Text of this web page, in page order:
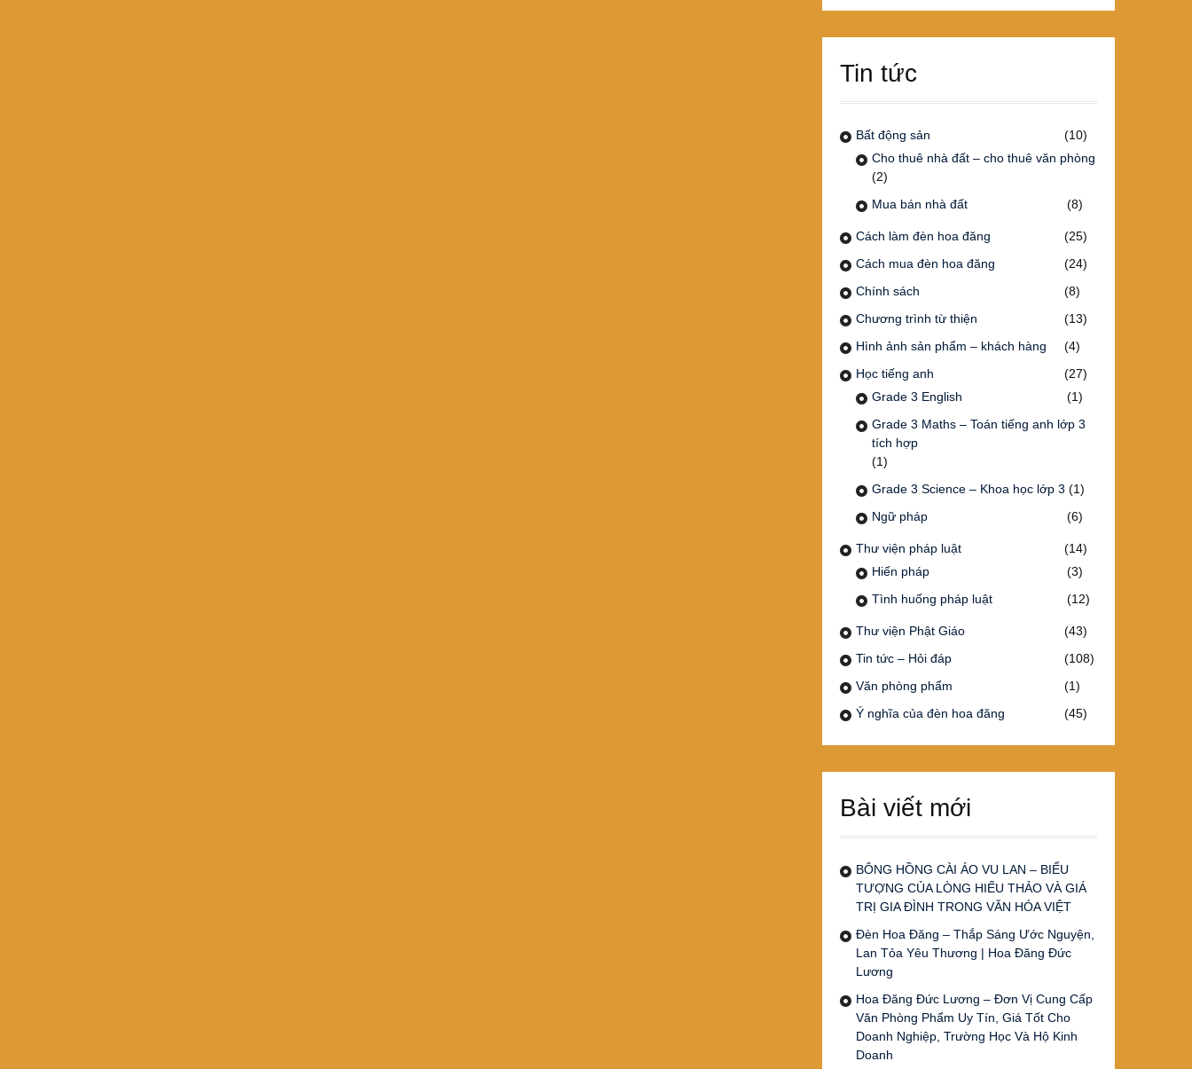
Tin tức
Bất động sản
(10)
Cho thuê nhà đất – cho thuê văn phòng
(2)
Mua bán nhà đất
(8)
Cách làm đèn hoa đăng
(25)
Cách mua đèn hoa đăng
(24)
Chính sách
(8)
Chương trình từ thiện
(13)
Hình ảnh sản phẩm – khách hàng
(4)
Học tiếng anh
(27)
Grade 3 English
(1)
Grade 3 Maths – Toán tiếng anh lớp 3
tích hợp
(1)
Grade 3 Science – Khoa học lớp 3 (1)
Ngữ pháp
(6)
Thư viện pháp luật
(14)
Hiến pháp
(3)
Tình huống pháp luật
(12)
Thư viện Phật Giáo
(43)
Tin tức – Hỏi đáp
(108)
Văn phòng phẩm
(1)
Ý nghĩa của đèn hoa đăng
(45)
Bài viết mới
BÔNG HỒNG CÀI ÁO VU LAN – BIỂU
TƯỢNG CỦA LÒNG HIẾU THẢO VÀ GIÁ
TRỊ GIA ĐÌNH TRONG VĂN HÓA VIỆT
Đèn Hoa Đăng – Thắp Sáng Ước Nguyện,
Lan Tỏa Yêu Thương | Hoa Đăng Đức
Lương
Hoa Đăng Đức Lương – Đơn Vị Cung Cấp
Văn Phòng Phẩm Uy Tín, Giá Tốt Cho
Doanh Nghiệp, Trường Học Và Hộ Kinh
Doanh